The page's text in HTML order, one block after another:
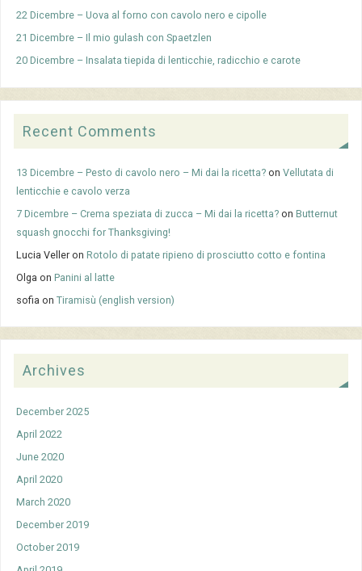
22 Dicembre – Uova al forno con cavolo nero e cipolle
21 Dicembre – Il mio gulash con Spaetzlen
20 Dicembre – Insalata tiepida di lenticchie, radicchio e carote
Recent Comments
13 Dicembre – Pesto di cavolo nero – Mi dai la ricetta? onVellutata di
lenticchie e cavolo verza
7 Dicembre – Crema speziata di zucca – Mi dai la ricetta? onButternut
squash gnocchi for Thanksgiving!
Lucia Veller onRotolo di patate ripieno di prosciutto cotto e fontina
Olga onPanini al latte
sofia onTiramisù (english version)
Archives
December 2025
April 2022
June 2020
April 2020
March 2020
December 2019
October 2019